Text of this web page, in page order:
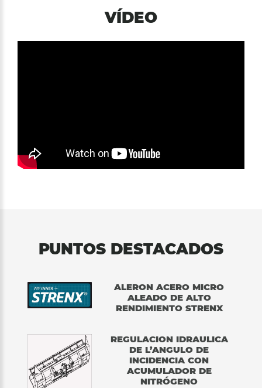
VÍDEO
PUNTOS DESTACADOS
ALERON ACERO MICRO
ALEADO DE ALTO
RENDIMIENTO STRENX
REGULACION IDRAULICA
DE L’ANGULO DE
INCIDENCIA CON
ACUMULADOR DE
NITRÓGENO